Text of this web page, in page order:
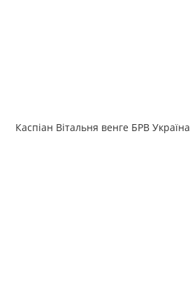
Каспіан Вітальня венге БРВ Україна